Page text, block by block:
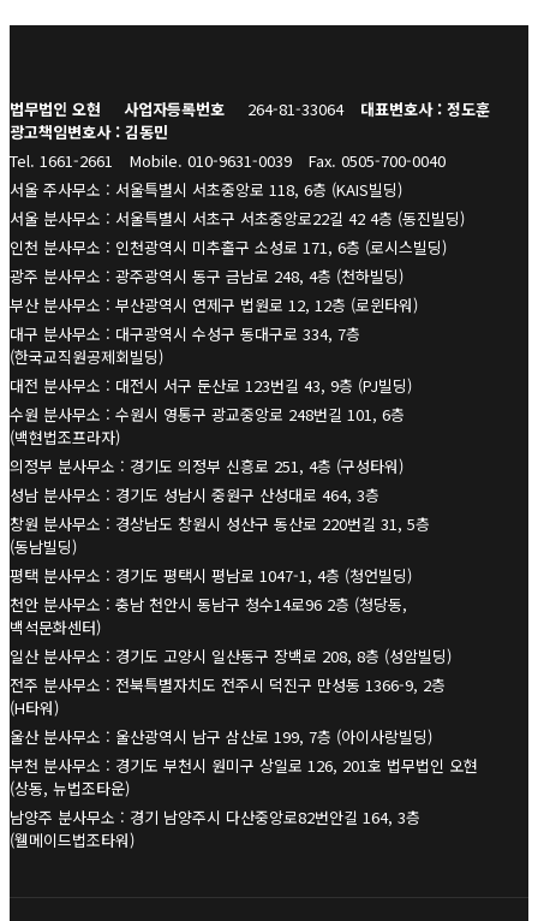
법무법인 오현 사업자등록번호 264-81-33064
대표변호사 : 정도훈
광고책임변호사 : 김동민
Tel. 1661-2661
Mobile. 010-9631-0039
Fax. 0505-700-0040
서울 주사무소 : 서울특별시 서초중앙로 118, 6층 (KAIS빌딩)
서울 분사무소 : 서울특별시 서초구 서초중앙로22길 42 4층 (동진빌딩)
인천 분사무소 : 인천광역시 미추홀구 소성로 171, 6층 (로시스빌딩)
광주 분사무소 : 광주광역시 동구 금남로 248, 4층 (천하빌딩)
부산 분사무소 : 부산광역시 연제구 법원로 12, 12층 (로윈타워)
대구 분사무소 : 대구광역시 수성구 동대구로 334, 7층
(한국교직원공제회빌딩)
대전 분사무소 : 대전시 서구 둔산로 123번길 43, 9층 (PJ빌딩)
수원 분사무소 : 수원시 영통구 광교중앙로 248번길 101, 6층
(백현법조프라자)
의정부 분사무소 : 경기도 의정부 신흥로 251, 4층 (구성타워)
성남 분사무소 : 경기도 성남시 중원구 산성대로 464, 3층
창원 분사무소 : 경상남도 창원시 성산구 동산로 220번길 31, 5층
(동남빌딩)
평택 분사무소 : 경기도 평택시 평남로 1047-1, 4층 (청언빌딩)
천안 분사무소 : 충남 천안시 동남구 청수14로96 2층 (청당동,
백석문화센터)
일산 분사무소 : 경기도 고양시 일산동구 장백로 208, 8층 (성암빌딩)
전주 분사무소 : 전북특별자치도 전주시 덕진구 만성동 1366-9, 2층
(H타워)
울산 분사무소 : 울산광역시 남구 삼산로 199, 7층 (아이사랑빌딩)
부천 분사무소 : 경기도 부천시 원미구 상일로 126, 201호 법무법인 오현
(상동, 뉴법조타운)
남양주 분사무소 : 경기 남양주시 다산중앙로82번안길 164, 3층
(웰메이드법조타워)